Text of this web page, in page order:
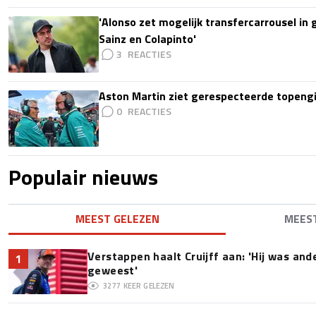
'Alonso zet mogelijk transfercarrousel in
Sainz en Colapinto'
3
Aston Martin ziet gerespecteerde
0
Populair nieuws
MEEST GELEZEN
1
Verstappen haalt Cruijff aan: 'Hij was
geweest'
3277 KEER GELEZEN